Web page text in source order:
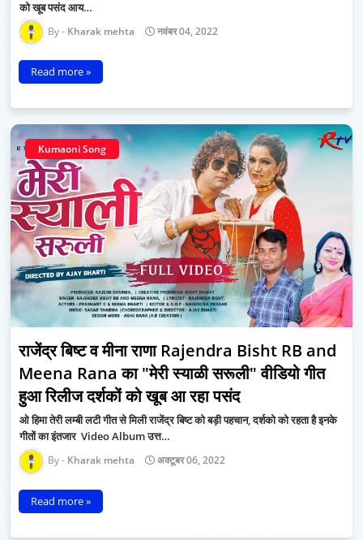
को खूब पसंद आय…
Kharak mehta नवंबर 04, 2022
Read more »
Kumaoni Song
राजेंद्र बिष्ट व मीना राणा Rajendra Bisht RB and
Meena Rana का "मेरी स्याळी सरूली" वीडियो गीत
हुआ रिलीज दर्शकों को खूब आ रहा पसंद
ओ हिमा तेरी लम्बी लटी गीत से मिली राजेंद्र बिष्ट को बड़ी पहचान, दर्शको को रहता है इनके
गीतों का इंतजार Video Album उत्त…
Kharak mehta अक्टूबर 06, 2022
Read more »